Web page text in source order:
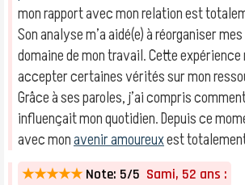
mon rapport avec mon relation est
Son analyse m’a aidé(e) à réorganiser
domaine de mon travail. Cette expérience
accepter certaines vérités sur mon
Grâce à ses paroles, j’ai compris
influençait mon quotidien. Depuis ce
avec monavenir amoureuxest
★★★★★ Note: 5/5 Sami, 52 ans :